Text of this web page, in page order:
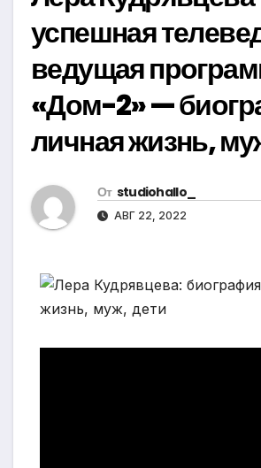
успешная
ведущая
«Дом-2» —
личная жизнь,
От studiohallo_
АВГ 22, 2022